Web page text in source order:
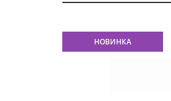
НОВИНКА